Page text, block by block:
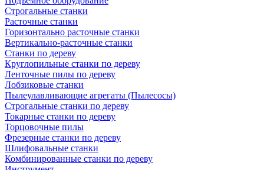
Строгальные станки
Расточные станки
Горизонтально расточные станки
Вертикально-расточные станки
Станки по дереву
Круглопильные станки по дереву
Ленточные пилы по дереву
Лобзиковые станки
Пылеулавливающие агрегаты (Пылесосы)
Строгальные станки по дереву
Токарные станки по дереву
Торцовочные пилы
Фрезерные станки по дереву
Шлифовальные станки
Комбинированные станки по дереву